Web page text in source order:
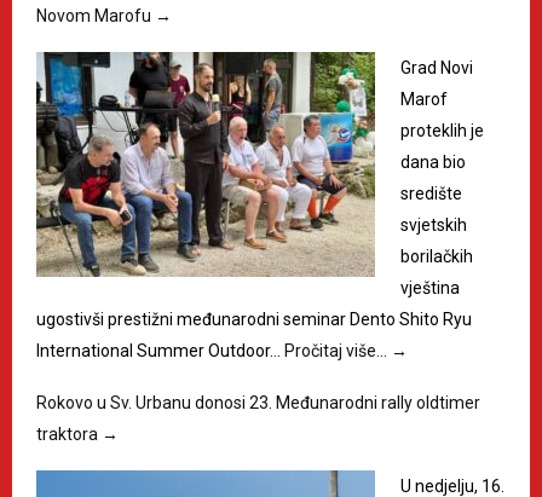
Novom Marofu →
Grad Novi
Marof
proteklih je
dana bio
središte
svjetskih
borilačkih
vještina
ugostivši prestižni međunarodni seminar Dento Shito Ryu
International Summer Outdoor…
Pročitaj više… →
Rokovo u Sv. Urbanu donosi 23. Međunarodni rally oldtimer
traktora →
U nedjelju, 16.